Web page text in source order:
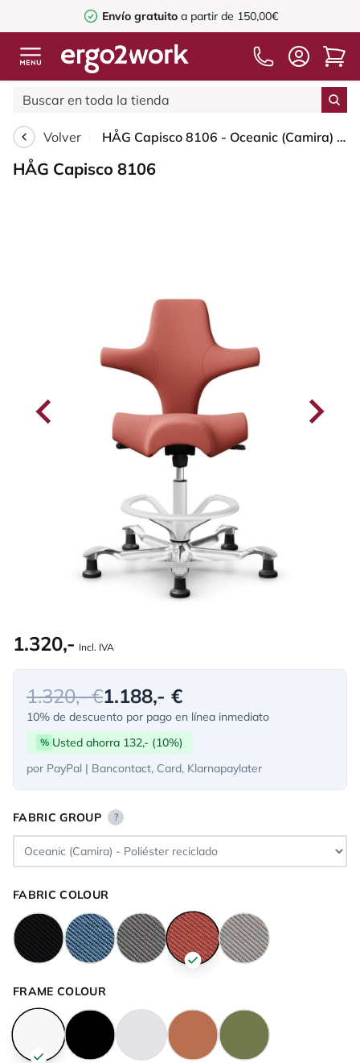
Envío gratuito a partir de 150,00€
Volver HÅG Capisco 8106 - Oceanic (Camira) - Poliéster reciclado - OCI012 - Orange-red - White - 200 mm (seat height 46-64cm) - Glides
HÅG Capisco 8106
1.320,- Incl. IVA
1.320,- €1.188,- €
10% de descuento por pago en línea inmediato
% Usted ahorra 132,- (10%)
por PayPal | Bancontact, Card, Klarnapaylater
FABRIC GROUP ?
FABRIC COLOUR
FRAME COLOUR